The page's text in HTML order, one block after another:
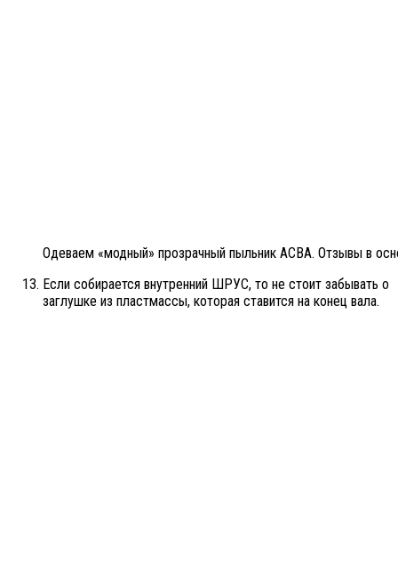
Одеваем «модный» прозрачный пыльник АСВА. Отзывы в
Если собирается внутренний ШРУС, то не стоит забывать о
заглушке из пластмассы, которая ставится на конец вала.